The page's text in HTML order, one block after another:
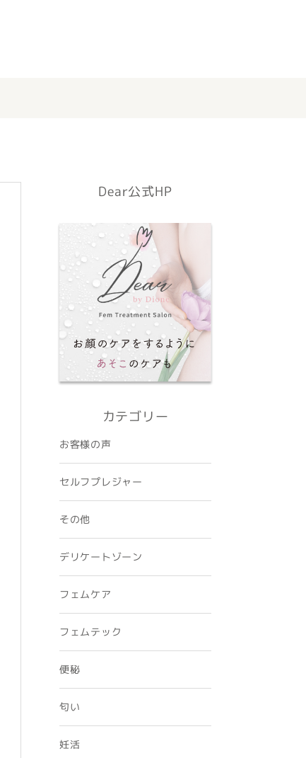
Dear公式HP
カテゴリー
お客様の声
セルフプレジャー
その他
デリケートゾーン
フェムケア
フェムテック
便秘
匂い
妊活